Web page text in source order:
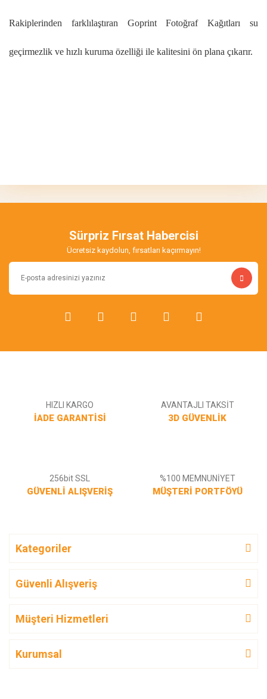
Rakiplerinden farklılaştıran Goprint Fotoğraf Kağıtları su
geçirmezlik ve hızlı kuruma özelliği ile kalitesini ön plana çıkarır.
Yorum Yaz
Ürün bilgilerinde hatalar bulunuyor.
Ürün fiyatı diğer sitelerden daha pahalı.
Bu ürüne benzer farklı alternatifler olmalı.
Sürpriz Fırsat Habercisi
Ücretsiz kaydolun, fırsatları kaçırmayın!
HIZLI KARGO
İADE GARANTİSİ
AVANTAJLI TAKSİT
3D GÜVENLİK
256bit SSL
GÜVENLİ ALIŞVERİŞ
%100 MEMNUNİYET
MÜŞTERİ PORTFÖYÜ
Kategoriler
Güvenli Alışveriş
Müşteri Hizmetleri
Kurumsal